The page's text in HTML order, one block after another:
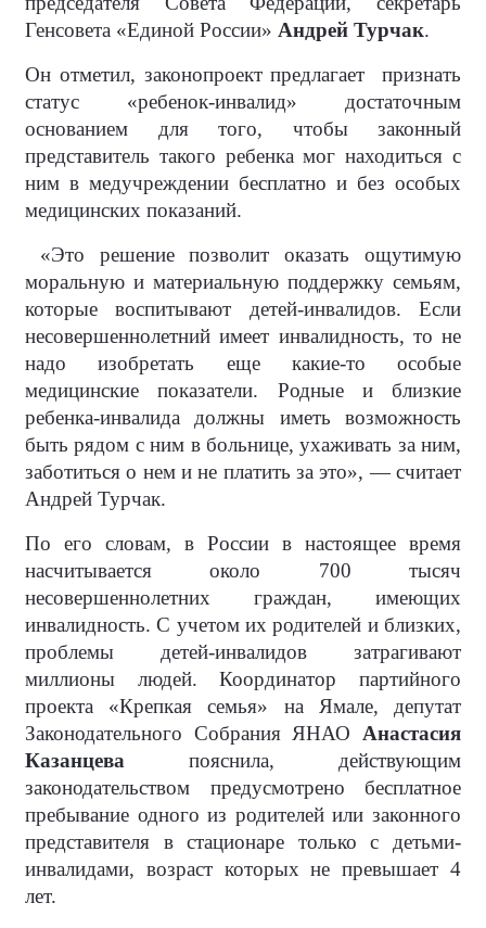
Генсовета «Единой России» Андрей Турчак.
Он отметил, законопроект предлагает
признать
статус «ребенок-инвалид» достаточным
основанием для того, чтобы законный
представитель такого ребенка мог находиться с
ним в медучреждении бесплатно и без особых
медицинских показаний.
«Это решение позволит оказать ощутимую
моральную и материальную поддержку семьям,
которые воспитывают детей-инвалидов. Если
несовершеннолетний имеет инвалидность, то не
надо изобретать еще какие-то особые
медицинские показатели. Родные и близкие
ребенка-инвалида должны иметь возможность
быть рядом с ним в больнице, ухаживать за ним,
заботиться о нем и не платить за это», — считает
Андрей Турчак.
По его словам, в России в настоящее время
насчитывается около 700 тысяч
несовершеннолетних граждан, имеющих
инвалидность. С учетом их родителей и близких,
проблемы детей-инвалидов затрагивают
миллионы людей. Координатор партийного
проекта «Крепкая семья» на Ямале, депутат
Законодательного Собрания ЯНАО Анастасия
Казанцева пояснила, действующим
законодательством предусмотрено бесплатное
пребывание одного из родителей или законного
представителя в стационаре только с детьми-
инвалидами, возраст которых не превышает 4
лет.